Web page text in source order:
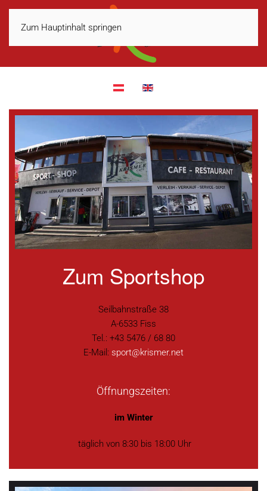
Zum Hauptinhalt springen
Zum Sportshop
Seilbahnstraße 38
A-6533 Fiss
Tel.: +43 5476 / 68 80
E-Mail: sport@krismer.net
Öffnungszeiten:
im Winter
täglich von 8:30 bis 18:00 Uhr